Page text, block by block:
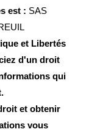
est : SAS
et Libertés
d'un droit
qui
et obtenir
vous